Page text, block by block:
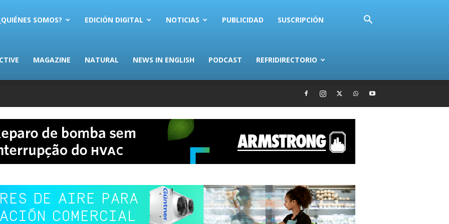
SOMOS? EDICIÓN DIGITAL NOTICIAS PUBLICIDAD SUSCRIPCIÓN
MAGAZINE NATURAL NEWS IN ENGLISH PODCAST REFRIDIRECTORIO